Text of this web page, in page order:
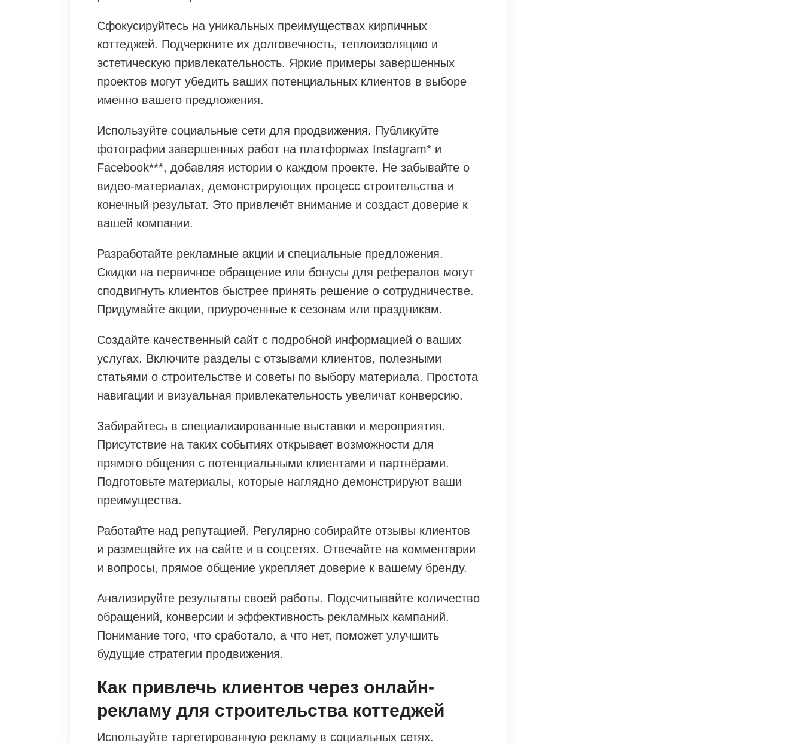
Сфокусируйтесь на уникальных преимуществах кирпичных
коттеджей. Подчеркните их долговечность, теплоизоляцию и
эстетическую привлекательность. Яркие примеры завершенных
проектов могут убедить ваших потенциальных клиентов в выборе
именно вашего предложения.
Используйте социальные сети для продвижения. Публикуйте
фотографии завершенных работ на платформах Instagram* и
Facebook***, добавляя истории о каждом проекте. Не забывайте о
видео-материалах, демонстрирующих процесс строительства и
конечный результат. Это привлечёт внимание и создаст доверие к
вашей компании.
Разработайте рекламные акции и специальные предложения.
Скидки на первичное обращение или бонусы для рефералов могут
сподвигнуть клиентов быстрее принять решение о сотрудничестве.
Придумайте акции, приуроченные к сезонам или праздникам.
Создайте качественный сайт с подробной информацией о ваших
услугах. Включите разделы с отзывами клиентов, полезными
статьями о строительстве и советы по выбору материала. Простота
навигации и визуальная привлекательность увеличат конверсию.
Забирайтесь в специализированные выставки и мероприятия.
Присутствие на таких событиях открывает возможности для
прямого общения с потенциальными клиентами и партнёрами.
Подготовьте материалы, которые наглядно демонстрируют ваши
преимущества.
Работайте над репутацией. Регулярно собирайте отзывы клиентов
и размещайте их на сайте и в соцсетях. Отвечайте на комментарии
и вопросы, прямое общение укрепляет доверие к вашему бренду.
Анализируйте результаты своей работы. Подсчитывайте количество
обращений, конверсии и эффективность рекламных кампаний.
Понимание того, что сработало, а что нет, поможет улучшить
будущие стратегии продвижения.
Как привлечь клиентов через онлайн-
рекламу для строительства коттеджей
Используйте таргетированную рекламу в социальных сетях.